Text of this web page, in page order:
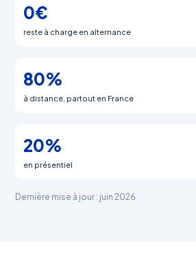
0€
reste à charge en alternance
80%
à distance, partout en France
20%
en présentiel
Dernière mise à jour : juin 2026